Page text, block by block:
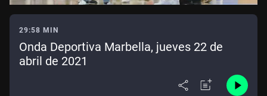
29:58 MIN
Onda Deportiva Marbella, jueves 22 de
abril de 2021